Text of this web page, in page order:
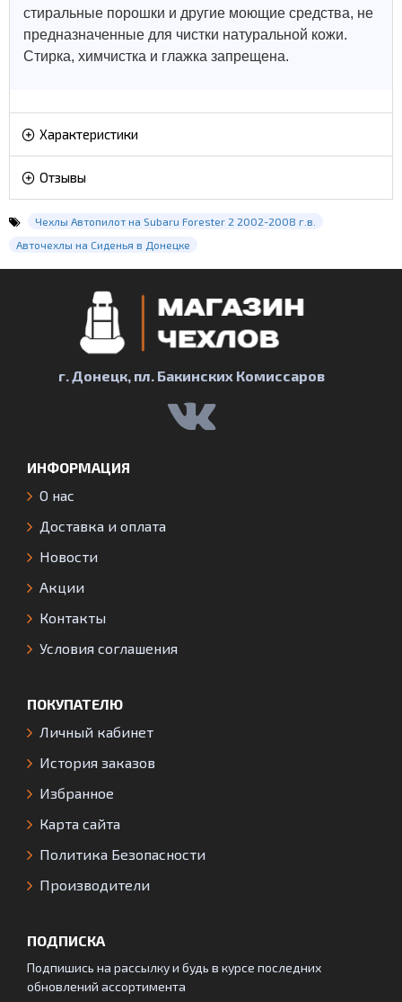
стиральные порошки и другие моющие средства, не
предназначенные для чистки натуральной кожи.
Стирка, химчистка и глажка запрещена.
Характеристики
Отзывы
Чехлы Автопилот на Subaru Forester 2 2002-2008 г.в.
Авточехлы на Сиденья в Донецке
г. Донецк, пл. Бакинских Комиссаров
ИНФОРМАЦИЯ
О нас
Доставка и оплата
Новости
Акции
Контакты
Условия соглашения
ПОКУПАТЕЛЮ
Личный кабинет
История заказов
Избранное
Карта сайта
Политика Безопасности
Производители
ПОДПИСКА
Подпишись на рассылку и будь в курсе последних
обновлений ассортимента